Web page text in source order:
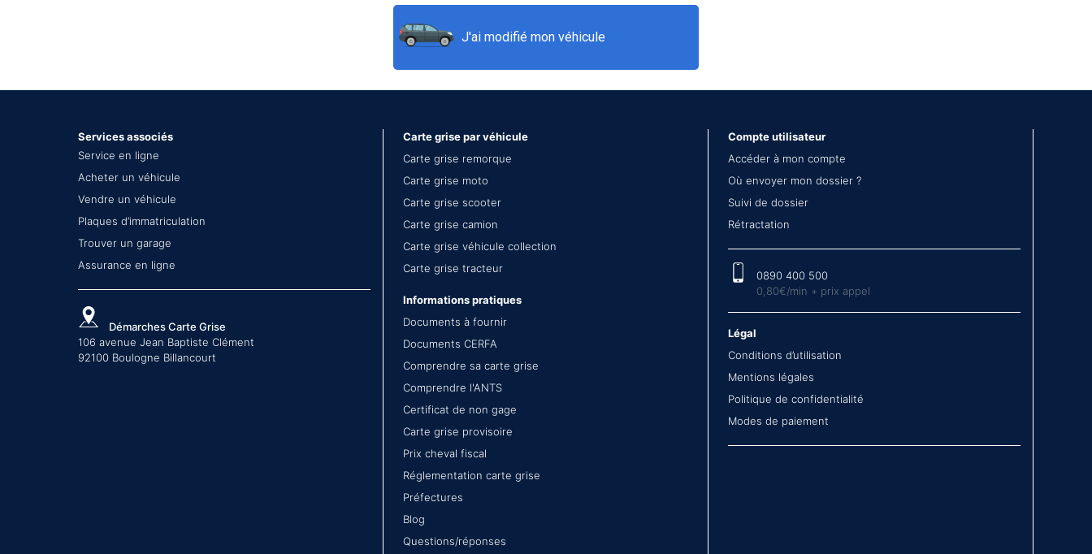
J'ai modifié mon véhicule
Services associés
Service en ligne
Acheter un véhicule
Vendre un véhicule
Plaques d’immatriculation
Trouver un garage
Assurance en ligne
Démarches Carte Grise
106 avenue Jean Baptiste Clément
92100 Boulogne Billancourt
Carte grise par véhicule
Carte grise remorque
Carte grise moto
Carte grise scooter
Carte grise camion
Carte grise véhicule collection
Carte grise tracteur
Informations pratiques
Documents à fournir
Documents CERFA
Comprendre sa carte grise
Comprendre l'ANTS
Certificat de non gage
Carte grise provisoire
Prix cheval fiscal
Réglementation carte grise
Préfectures
Blog
Questions/réponses
Compte utilisateur
Accéder à mon compte
Où envoyer mon dossier ?
Suivi de dossier
Rétractation
0890 400 500
0,80€/min + prix appel
Légal
Conditions d’utilisation
Mentions légales
Politique de confidentialité
Modes de paiement